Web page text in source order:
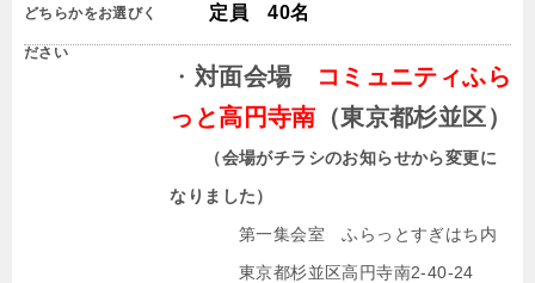
どちらかをお選びく
ださい
定員 40名
・ 対面会場
コミュニティふら
っと高円寺南 （東京都杉並区）
（会場がチラシのお知らせから変更に
なりました）
第一集会室 ふらっとすぎはち内
東京都杉並区高円寺南2-40-24